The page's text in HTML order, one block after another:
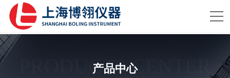
PRODUCTS CENTER
产品中心